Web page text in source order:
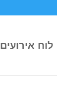
לוח אירועים